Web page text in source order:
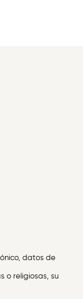
datos de
o religiosas, su